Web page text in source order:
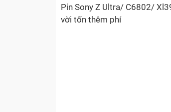
Pin Sony Z Ultra/ C6802/
vời tốn thêm phí